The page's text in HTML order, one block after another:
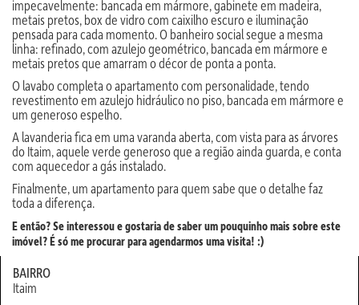
impecavelmente: bancada em mármore, gabinete em madeira,
metais pretos, box de vidro com caixilho escuro e iluminação
pensada para cada momento. O banheiro social segue a mesma
linha: refinado, com azulejo geométrico, bancada em mármore e
metais pretos que amarram o décor de ponta a ponta.
O lavabo completa o apartamento com personalidade, tendo
revestimento em azulejo hidráulico no piso, bancada em mármore e
um generoso espelho.
A lavanderia fica em uma varanda aberta, com vista para as árvores
do Itaim, aquele verde generoso que a região ainda guarda, e conta
com aquecedor a gás instalado.
Finalmente, um apartamento para quem sabe que o detalhe faz
toda a diferença.
E então? Se interessou e gostaria de saber um pouquinho mais sobre este
imóvel? É só me procurar para agendarmos uma visita! :)
BAIRRO
Itaim